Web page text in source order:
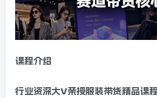
课程介绍
行业资深大V亲授服装带货精品课